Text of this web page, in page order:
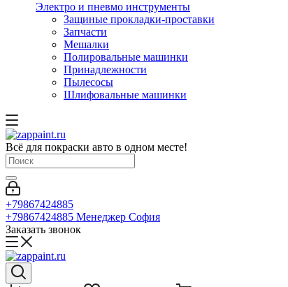
Электро и пневмо инструменты
Защиные прокладки-проставки
Запчасти
Мешалки
Полировальные машинки
Принадлежности
Пылесосы
Шлифовальные машинки
Всё для покраски авто в одном месте!
+79867424885
+79867424885 Менеджер София
Заказать звонок